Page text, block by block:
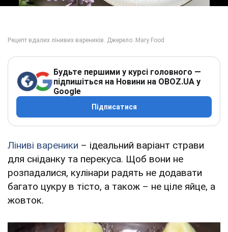
Будьте першими у курсі головного —
підпишіться на Новини на OBOZ.UA у
Google
Підписатися
Ліниві вареники – ідеальний варіант страви
для сніданку та перекуса. Щоб вони не
розпадалися, кулінари радять не додавати
багато цукру в тісто, а також – не ціле яйце, а
жовток.